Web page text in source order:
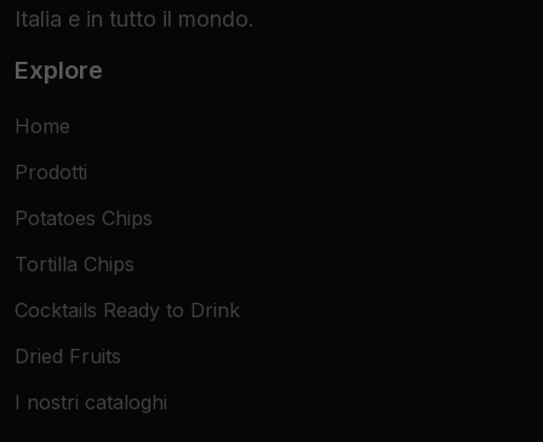
Italia e in tutto il mondo.
Explore
Home
Prodotti
Potatoes Chips
Tortilla Chips
Cocktails Ready to Drink
Dried Fruits
I nostri cataloghi